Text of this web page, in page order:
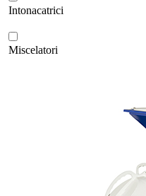
Intonacatrici
Miscelatori